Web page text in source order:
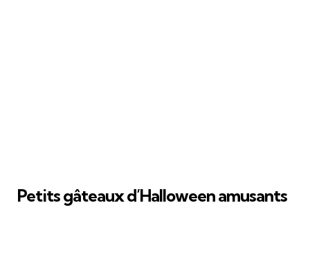
Petits gâteaux d’Halloween amusants